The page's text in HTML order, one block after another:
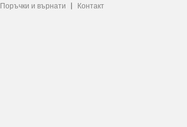
Поръчки и върнати
Контакт